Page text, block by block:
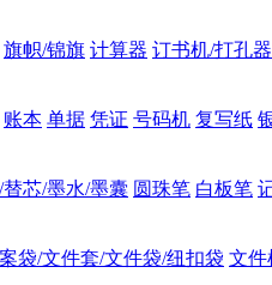
旗帜/锦旗 计算器 订书机/打孔器
账本 单据 凭证 号码机 复写纸
芯/墨水/墨囊 圆珠笔 白板笔
袋/文件套/文件袋/纽扣袋 文件